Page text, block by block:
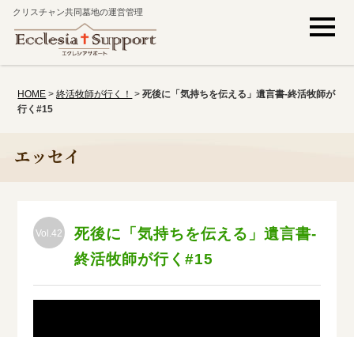
クリスチャン共同墓地の運営管理
HOME >終活牧師が行く！ >死後に「気持ちを伝える」遺言書-終活牧師が
行く#15
エッセイ
Vol.42
死後に「気持ちを伝える」遺言書-
終活牧師が行く#15